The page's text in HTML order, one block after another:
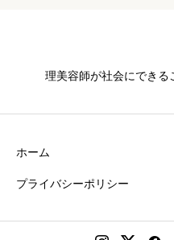
理美容師が社会にできる
ホーム
プライバシーポリシー